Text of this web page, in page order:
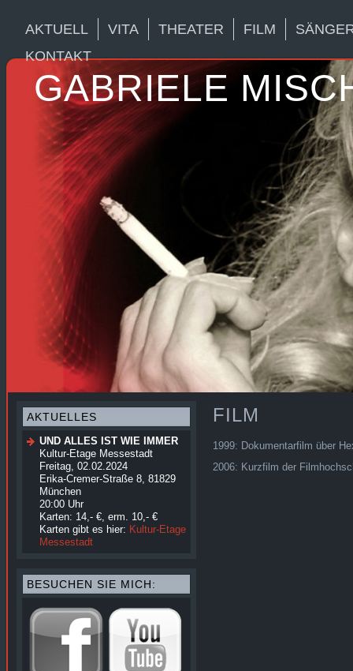
AKTUELL VITA THEATER FILM
KONTAKT
GABRIELE
AKTUELLES
UND ALLES IST WIE IMMER
Kultur-Etage Messestadt
Freitag, 02.02.2024
Erika-Cremer-Straße 8, 81829
München
20:00 Uhr
Karten: 14,- €, erm. 10,- €
Karten gibt es hier: Kultur-Etage
Messestadt
BESUCHEN SIE MICH:
FILM
1999: Dokumentarfilm über
2006: Kurzfilm der